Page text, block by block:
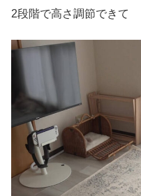
2段階で高さ調節できて